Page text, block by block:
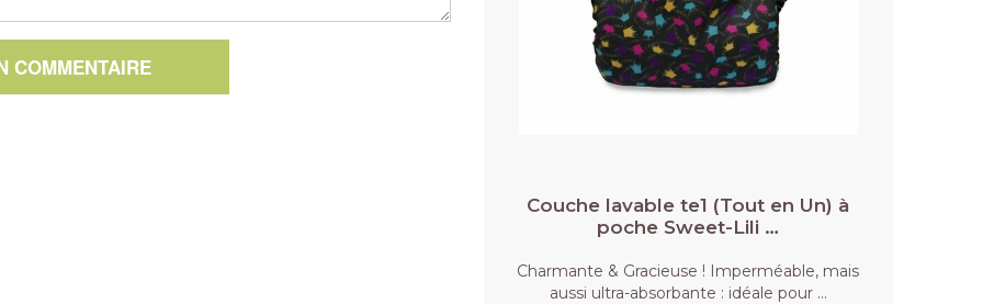
COMMENTAIRE
Couche lavable te1 (Tout en Un) à
poche Sweet-Lili …
Charmante & Gracieuse ! Imperméable, mais
aussi ultra-absorbante : idéale pour …